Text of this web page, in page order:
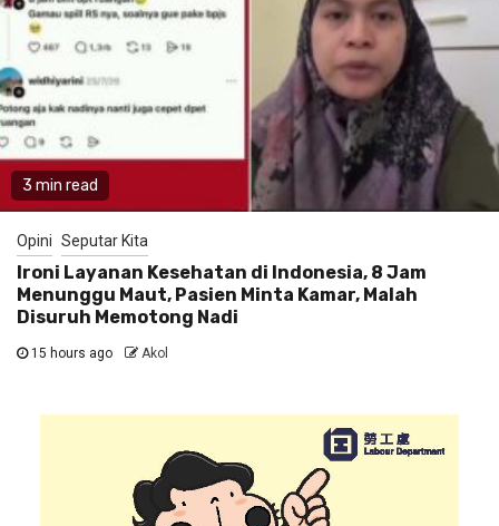
3 min read
Opini Seputar Kita
Ironi Layanan Kesehatan di Indonesia, 8 Jam
Menunggu Maut, Pasien Minta Kamar, Malah
Disuruh Memotong Nadi
15 hours ago Akol